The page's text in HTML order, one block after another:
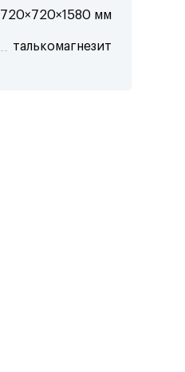
720×720×1580 мм
талькомагнезит